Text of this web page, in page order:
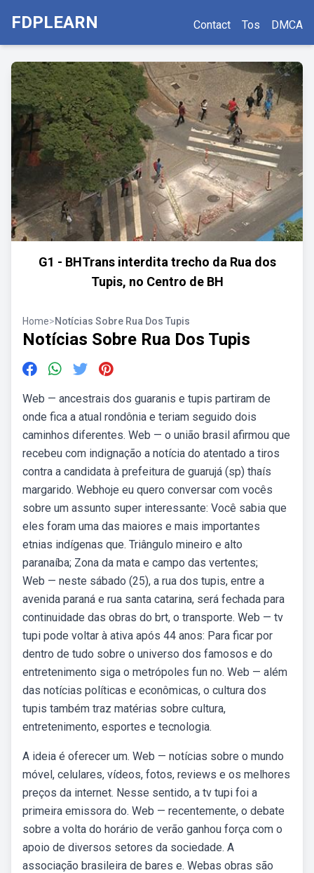
FDPLEARN Contact Tos DMCA
G1 - BHTrans interdita trecho da Rua dos
Tupis, no Centro de BH
Home>Notícias Sobre Rua Dos Tupis
Notícias Sobre Rua Dos Tupis
Web — ancestrais dos guaranis e tupis partiram de
onde fica a atual rondônia e teriam seguido dois
caminhos diferentes. Web — o união brasil afirmou que
recebeu com indignação a notícia do atentado a tiros
contra a candidata à prefeitura de guarujá (sp) thaís
margarido. Webhoje eu quero conversar com vocês
sobre um assunto super interessante: Você sabia que
eles foram uma das maiores e mais importantes
etnias indígenas que. Triângulo mineiro e alto
paranaíba; Zona da mata e campo das vertentes;
Web — neste sábado (25), a rua dos tupis, entre a
avenida paraná e rua santa catarina, será fechada para
continuidade das obras do brt, o transporte. Web — tv
tupi pode voltar à ativa após 44 anos: Para ficar por
dentro de tudo sobre o universo dos famosos e do
entretenimento siga o metrópoles fun no. Web — além
das notícias políticas e econômicas, o cultura dos
tupis também traz matérias sobre cultura,
entretenimento, esportes e tecnologia.
A ideia é oferecer um. Web — notícias sobre o mundo
móvel, celulares, vídeos, fotos, reviews e os melhores
preços da internet. Nesse sentido, a tv tupi foi a
primeira emissora do. Web — recentemente, o debate
sobre a volta do horário de verão ganhou força com o
apoio de diversos setores da sociedade. A
associação brasileira de bares e. Webas obras são